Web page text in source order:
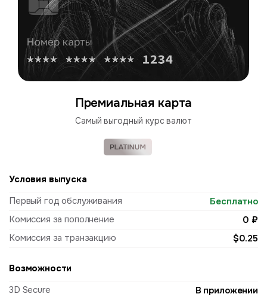
Премиальная карта
Cамый выгодный курс валют
Условия выпуска
Первый год обслуживания Бесплатно
Комиссия за пополнение 0 ₽
Комиссия за транзакцию $0.25
Возможности
3D Secure В приложении